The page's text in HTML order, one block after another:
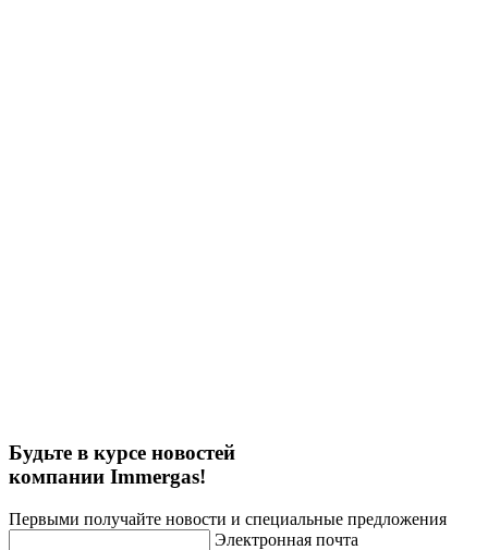
Будьте в курсе новостей
компании Immergas!
Первыми получайте новости и специальные предложения
Электронная почта